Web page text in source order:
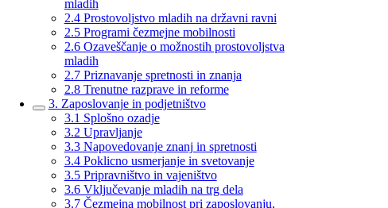
mladih
2.4 Prostovoljstvo mladih na državni ravni
2.5 Programi čezmejne mobilnosti
2.6 Ozaveščanje o možnostih prostovoljstva
mladih
2.7 Priznavanje spretnosti in znanja
2.8 Trenutne razprave in reforme
3. Zaposlovanje in podjetništvo
3.1 Splošno ozadje
3.2 Upravljanje
3.3 Napovedovanje znanj in spretnosti
3.4 Poklicno usmerjanje in svetovanje
3.5 Pripravništvo in vajeništvo
3.6 Vključevanje mladih na trg dela
3.7 Čezmejna mobilnost pri zaposlovanju,